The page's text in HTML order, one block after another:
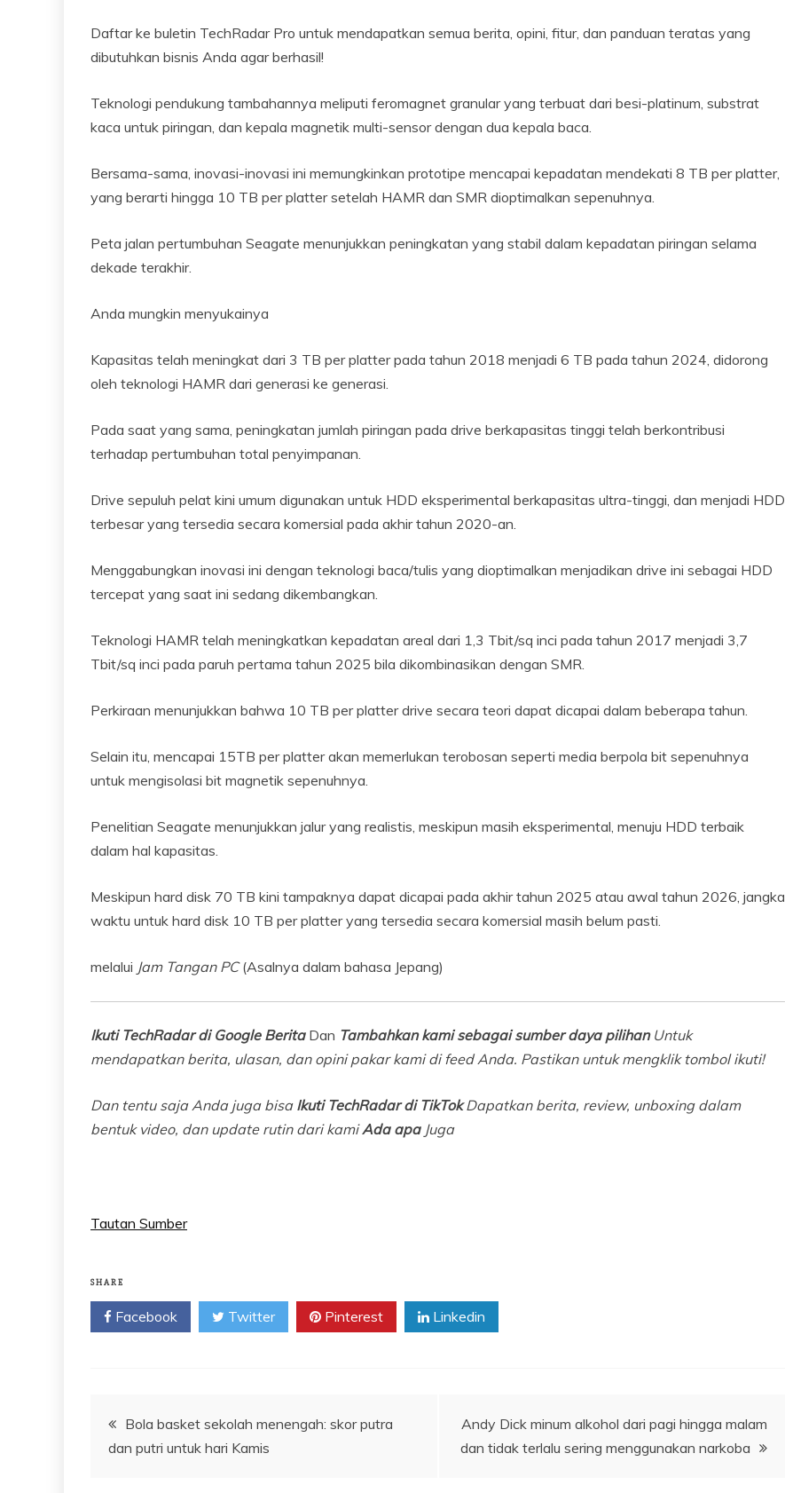
Daftar ke buletin TechRadar Pro untuk mendapatkan semua berita, opini, fitur, dan panduan teratas yang
dibutuhkan bisnis Anda agar berhasil!
Teknologi pendukung tambahannya meliputi feromagnet granular yang terbuat dari besi-platinum, substrat
kaca untuk piringan, dan kepala magnetik multi-sensor dengan dua kepala baca.
Bersama-sama, inovasi-inovasi ini memungkinkan prototipe mencapai kepadatan mendekati 8 TB per platter,
yang berarti hingga 10 TB per platter setelah HAMR dan SMR dioptimalkan sepenuhnya.
Peta jalan pertumbuhan Seagate menunjukkan peningkatan yang stabil dalam kepadatan piringan selama
dekade terakhir.
Anda mungkin menyukainya
Kapasitas telah meningkat dari 3 TB per platter pada tahun 2018 menjadi 6 TB pada tahun 2024, didorong
oleh teknologi HAMR dari generasi ke generasi.
Pada saat yang sama, peningkatan jumlah piringan pada drive berkapasitas tinggi telah berkontribusi
terhadap pertumbuhan total penyimpanan.
Drive sepuluh pelat kini umum digunakan untuk HDD eksperimental berkapasitas ultra-tinggi, dan menjadi HDD
terbesar yang tersedia secara komersial pada akhir tahun 2020-an.
Menggabungkan inovasi ini dengan teknologi baca/tulis yang dioptimalkan menjadikan drive ini sebagai HDD
tercepat yang saat ini sedang dikembangkan.
Teknologi HAMR telah meningkatkan kepadatan areal dari 1,3 Tbit/sq inci pada tahun 2017 menjadi 3,7
Tbit/sq inci pada paruh pertama tahun 2025 bila dikombinasikan dengan SMR.
Perkiraan menunjukkan bahwa 10 TB per platter drive secara teori dapat dicapai dalam beberapa tahun.
Selain itu, mencapai 15TB per platter akan memerlukan terobosan seperti media berpola bit sepenuhnya
untuk mengisolasi bit magnetik sepenuhnya.
Penelitian Seagate menunjukkan jalur yang realistis, meskipun masih eksperimental, menuju HDD terbaik
dalam hal kapasitas.
Meskipun hard disk 70 TB kini tampaknya dapat dicapai pada akhir tahun 2025 atau awal tahun 2026, jangka
waktu untuk hard disk 10 TB per platter yang tersedia secara komersial masih belum pasti.
melalui Jam Tangan PC(Asalnya dalam bahasa Jepang)
Ikuti TechRadar di Google BeritaDan Tambahkan kami sebagai sumber daya pilihanUntuk
mendapatkan berita, ulasan, dan opini pakar kami di feed Anda. Pastikan untuk mengklik tombol ikuti!
Dan tentu saja Anda juga bisa Ikuti TechRadar di TikTokDapatkan berita, review, unboxing dalam
bentuk video, dan update rutin dari kamiAda apaJuga
Tautan Sumber
SHARE
Facebook Twitter Pinterest Linkedin
Navigasi
Bola basket sekolah menengah: skor putra
dan putri untuk hari Kamis
Andy Dick minum alkohol dari pagi hingga malam
dan tidak terlalu sering menggunakan narkoba